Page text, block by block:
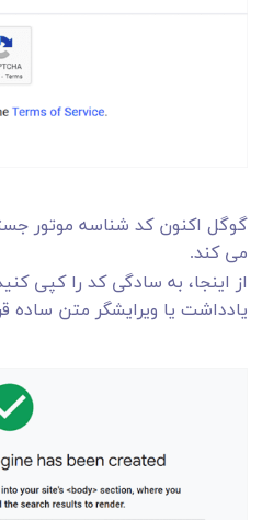
گوگل اکنون کد شناسه موتور
می کند.
از اینجا، به سادگی کد را کپی
یادداشت یا ویرایشگر متن ساده